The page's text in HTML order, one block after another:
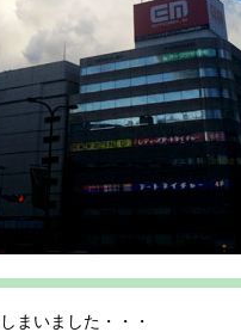
まいました・・・